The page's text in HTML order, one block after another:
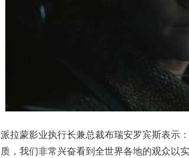
派拉蒙影业执行长兼总裁布瑞安罗宾斯表示
质，我们非常兴奋看到全世界各地的观众以